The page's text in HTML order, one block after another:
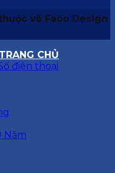
về Faco Design
TRANG CHỦ
Năm